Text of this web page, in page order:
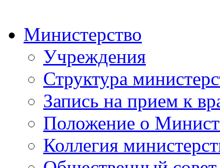
Министерство
Учреждения
Структура
Запись на прием к
Положение о
Коллегия